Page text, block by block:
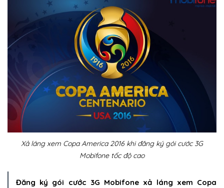
Xả láng xem Copa America 2016 khi đăng ký gói cước 3G
Mobifone tốc độ cao
Đăng ký gói cước 3G Mobifone xả láng xem Copa